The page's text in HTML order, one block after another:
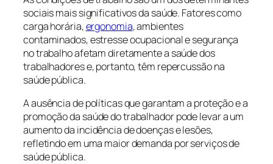
sociais mais significativos da saúde. Fatores como
carga horária,ergonomia, ambientes
contaminados, estresse ocupacional e segurança
no trabalho afetam diretamente a saúde dos
trabalhadores e, portanto, têm repercussão na
saúde pública.
A ausência de políticas que garantam a proteção e a
promoção da saúde do trabalhador pode levar a um
aumento da incidência de doenças e lesões,
refletindo em uma maior demanda por serviços de
saúde pública.